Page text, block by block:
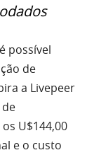
possível
de
a Livepeer
U$144,00
e o custo